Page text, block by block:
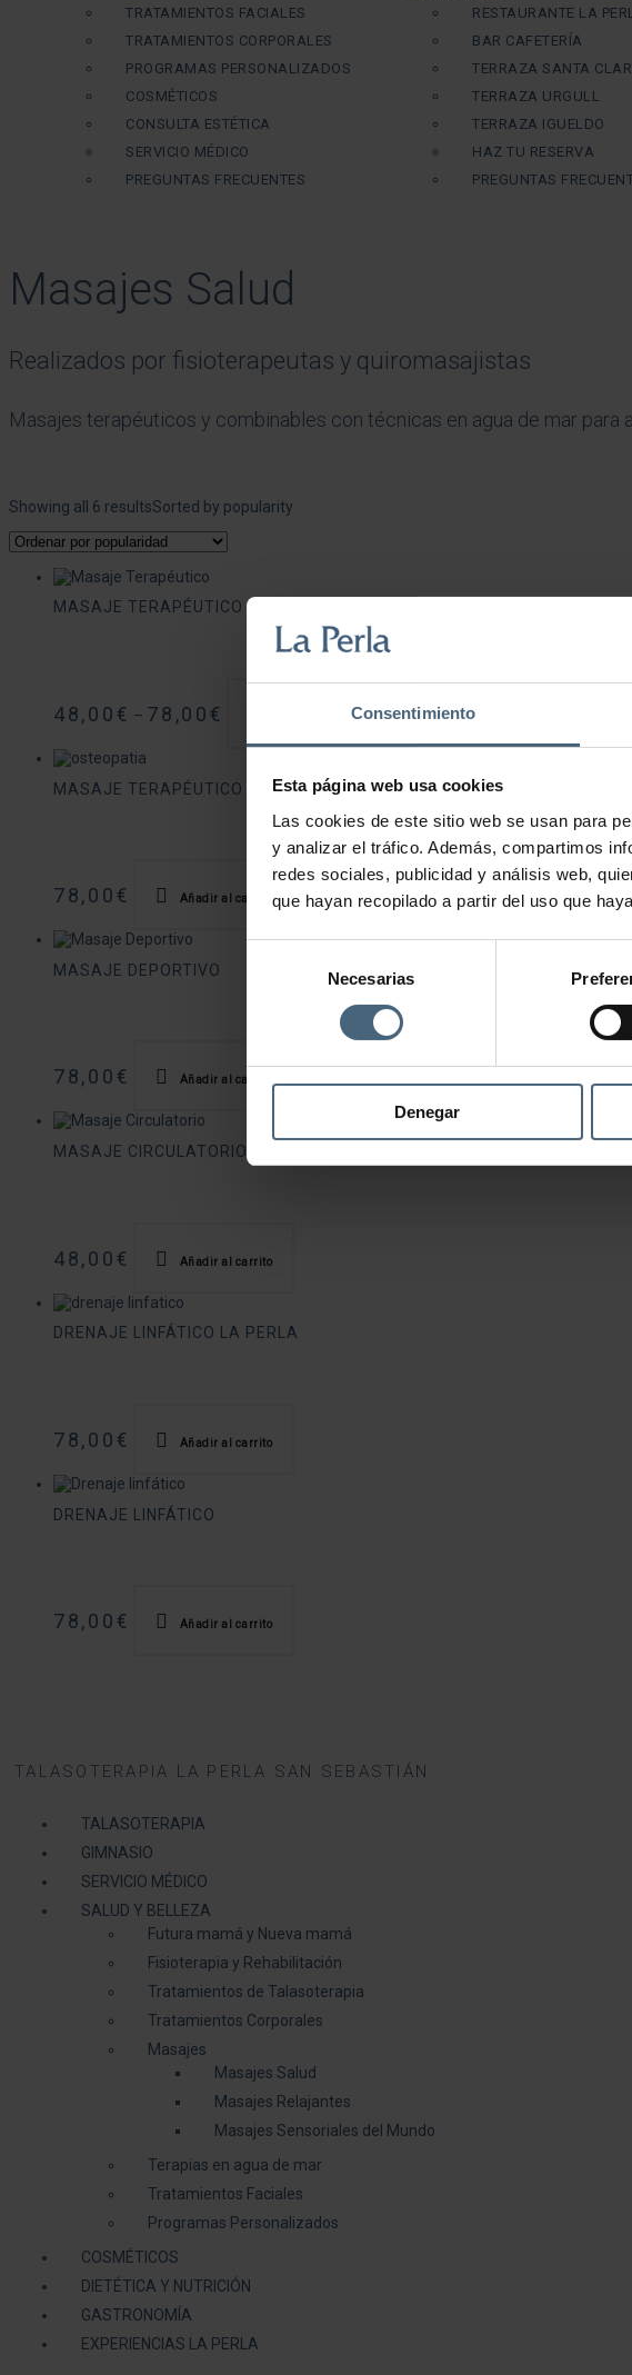
Consentimiento
Esta página web usa cookies
Las cookies de este sitio web se usan para
y analizar el tráfico. Además, compartimos
redes sociales, publicidad y análisis web,
que hayan recopilado a partir del uso que
consentimiento
Necesarias
Denegar
TRATAMIENTOS FACIALES
TRATAMIENTOS CORPORALES
PROGRAMAS PERSONALIZADOS
COSMÉTICOS
CONSULTA ESTÉTICA
SERVICIO MÉDICO
PREGUNTAS FRECUENTES
RESTAURANTE LA
BAR CAFETERÍA
TERRAZA SANTA
TERRAZA URGULL
TERRAZA IGUELDO
HAZ TU RESERVA
PREGUNTAS
Masajes Salud
Realizados por fisioterapeutas y quiromasajistas
Masajes terapéuticos y combinables con técnicas en agua de mar
Showing all 6 resultsSorted by popularity
MASAJE TERAPÉUTICO
48,00€ – 78,00€ Seleccionar opciones Este producto tiene múltiples
MASAJE TERAPÉUTICO LA PERLA
78,00€ Añadir al carrito
MASAJE DEPORTIVO
78,00€ Añadir al carrito
MASAJE CIRCULATORIO
48,00€ Añadir al carrito
DRENAJE LINFÁTICO LA PERLA
78,00€ Añadir al carrito
DRENAJE LINFÁTICO
78,00€ Añadir al carrito
TALASOTERAPIA LA PERLA SAN SEBASTIÁN
TALASOTERAPIA
GIMNASIO
SERVICIO MÉDICO
SALUD Y BELLEZA
Futura mamá y Nueva mamá
Fisioterapia y Rehabilitación
Tratamientos de Talasoterapia
Tratamientos Corporales
Masajes
Masajes Salud
Masajes Relajantes
Masajes Sensoriales del Mundo
Terapias en agua de mar
Tratamientos Faciales
Programas Personalizados
COSMÉTICOS
DIETÉTICA Y NUTRICIÓN
GASTRONOMÍA
EXPERIENCIAS LA PERLA